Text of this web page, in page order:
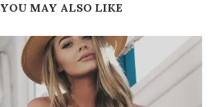
YOU MAY ALSO LIKE